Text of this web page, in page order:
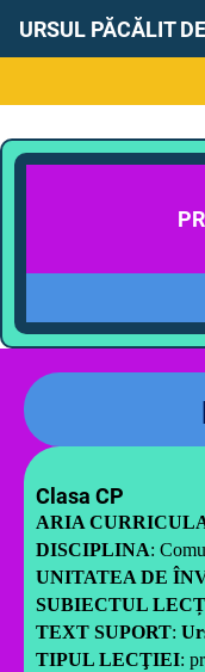
URSUL PĂCĂLIT
Clasa CP
ARIA
DISCIPLINA:
UNITATEA DE
SUBIECTUL
TEXT SUPORT:
TIPUL LECŢIEI: